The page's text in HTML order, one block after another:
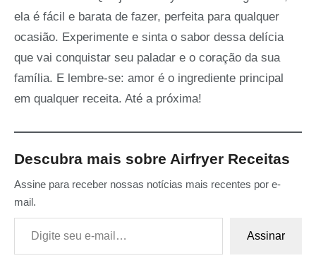
ela é fácil e barata de fazer, perfeita para qualquer
ocasião. Experimente e sinta o sabor dessa delícia
que vai conquistar seu paladar e o coração da sua
família. E lembre-se: amor é o ingrediente principal
em qualquer receita. Até a próxima!
Descubra mais sobre Airfryer Receitas
Assine para receber nossas notícias mais recentes por e-
mail.
Digite seu e-mail…
Assinar